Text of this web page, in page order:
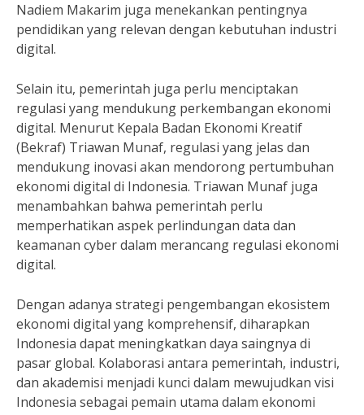
Nadiem Makarim juga menekankan pentingnya
pendidikan yang relevan dengan kebutuhan industri
digital.
Selain itu, pemerintah juga perlu menciptakan
regulasi yang mendukung perkembangan ekonomi
digital. Menurut Kepala Badan Ekonomi Kreatif
(Bekraf) Triawan Munaf, regulasi yang jelas dan
mendukung inovasi akan mendorong pertumbuhan
ekonomi digital di Indonesia. Triawan Munaf juga
menambahkan bahwa pemerintah perlu
memperhatikan aspek perlindungan data dan
keamanan cyber dalam merancang regulasi ekonomi
digital.
Dengan adanya strategi pengembangan ekosistem
ekonomi digital yang komprehensif, diharapkan
Indonesia dapat meningkatkan daya saingnya di
pasar global. Kolaborasi antara pemerintah, industri,
dan akademisi menjadi kunci dalam mewujudkan visi
Indonesia sebagai pemain utama dalam ekonomi